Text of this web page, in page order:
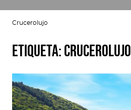
Crucerolujo
Etiqueta:Crucerolujo